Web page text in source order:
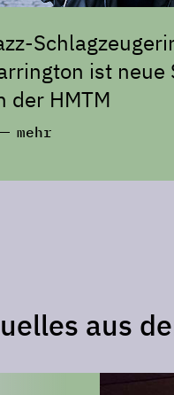
ist
der HMTM
mehr
aus